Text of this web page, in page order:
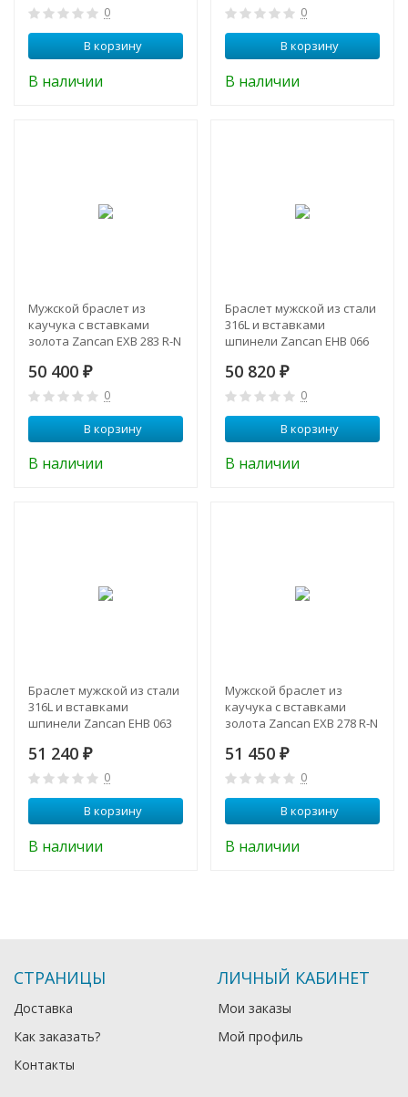
0
В корзину
В наличии
0
В корзину
В наличии
Мужской браслет из
каучука с вставками
золота Zancan EXB 283 R-N
50 400 ₽
0
В корзину
В наличии
Браслет мужской из стали
316L и вставками
шпинели Zancan EHB 066
50 820 ₽
0
В корзину
В наличии
Браслет мужской из стали
316L и вставками
шпинели Zancan EHB 063
51 240 ₽
0
В корзину
В наличии
Мужской браслет из
каучука с вставками
золота Zancan EXB 278 R-N
51 450 ₽
0
В корзину
В наличии
СТРАНИЦЫ
Доставка
Как заказать?
Контакты
ЛИЧНЫЙ КАБИНЕТ
Мои заказы
Мой профиль